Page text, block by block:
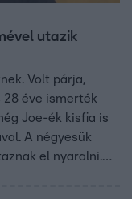
utazik
Volt párja,
28 éve ismerték
Joe-ék kisfia is
A négyesük
el nyaralni.